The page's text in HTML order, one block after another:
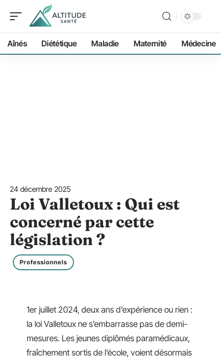
Aînés Diététique Maladie Maternité Médecine
24 décembre 2025
Loi Valletoux : Qui est
concerné par cette
législation ?
Professionnels
1er juillet 2024, deux ans d’expérience ou rien :
la loi Valletoux ne s’embarrasse pas de demi-
mesures. Les jeunes diplômés paramédicaux,
fraîchement sortis de l’école, voient désormais